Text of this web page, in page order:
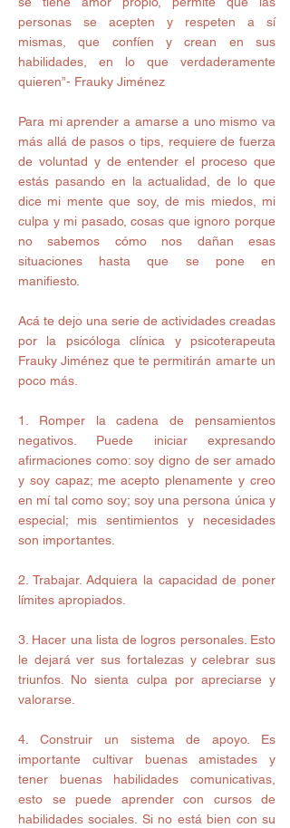
personas se acepten y respeten a sí
mismas, que confíen y crean en sus
habilidades, en lo que verdaderamente
quieren”- Frauky Jiménez
Para mi aprender a amarse a uno mismo va
más allá de pasos o tips, requiere de fuerza
de voluntad y de entender el proceso que
estás pasando en la actualidad, de lo que
dice mi mente que soy, de mis miedos, mi
culpa y mi pasado, cosas que ignoro porque
no sabemos cómo nos dañan esas
situaciones hasta que se pone en
manifiesto.
Acá te dejo una serie de actividades creadas
por la psicóloga clínica y psicoterapeuta
Frauky Jiménez que te permitirán amarte un
poco más.
1. Romper la cadena de pensamientos
negativos. Puede iniciar expresando
afirmaciones como: soy digno de ser amado
y soy capaz; me acepto plenamente y creo
en mí tal como soy; soy una persona única y
especial; mis sentimientos y necesidades
son importantes.
2. Trabajar. Adquiera la capacidad de poner
límites apropiados.
3. Hacer una lista de logros personales. Esto
le dejará ver sus fortalezas y celebrar sus
triunfos. No sienta culpa por apreciarse y
valorarse.
4. Construir un sistema de apoyo. Es
importante cultivar buenas amistades y
tener buenas habilidades comunicativas,
esto se puede aprender con cursos de
habilidades sociales. Si no está bien con su